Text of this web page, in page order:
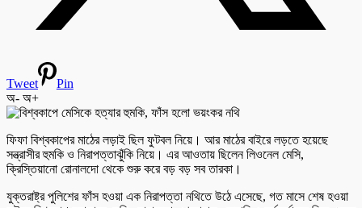
Tweet
Pin
অ- অ+
ফিফা বিশ্বকাপের মাঠের লড়াই ছিল ফুটবল নিয়ে। আর মাঠের বাইরে লড়তে হয়েছে
সন্ত্রাসীর হুমকি ও নিরাপত্তাঝুঁকি নিয়ে। এর আওতায় ছিলেন লিওনেল মেসি,
ক্রিস্তিয়ানো রোনালদো থেকে শুরু করে বড় বড় সব তারকা।
যুক্তরাষ্ট্র পুলিশের ফাঁস হওয়া এক নিরাপত্তা নথিতে উঠে এসেছে, গত মাসে শেষ হওয়া